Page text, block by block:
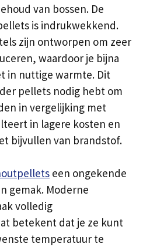
van bossen. De
is indrukwekkend.
zijn ontworpen om zeer
waardoor je bijna
in nuttige warmte. Dit
pellets nodig hebt om
in vergelijking met
in lagere kosten en
bijvullen van brandstof.
een ongekende
gemak. Moderne
volledig
betekent dat je ze kunt
temperatuur te